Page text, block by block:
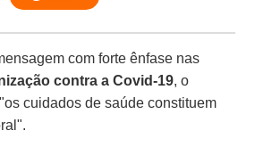
com forte ênfase nas
contra a Covid-19, o
cuidados de saúde constituem